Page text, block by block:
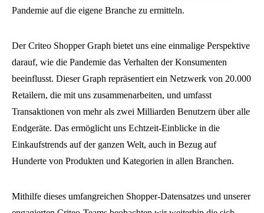
Pandemie auf die eigene Branche zu ermitteln.
Der Criteo Shopper Graph bietet uns eine einmalige Perspektive
darauf, wie die Pandemie das Verhalten der Konsumenten
beeinflusst. Dieser Graph repräsentiert ein Netzwerk von 20.000
Retailern, die mit uns zusammenarbeiten, und umfasst
Transaktionen von mehr als zwei Milliarden Benutzern über alle
Endgeräte. Das ermöglicht uns Echtzeit-Einblicke in die
Einkaufstrends auf der ganzen Welt, auch in Bezug auf
Hunderte von Produkten und Kategorien in allen Branchen.
Mithilfe dieses umfangreichen Shopper-Datensatzes und unserer